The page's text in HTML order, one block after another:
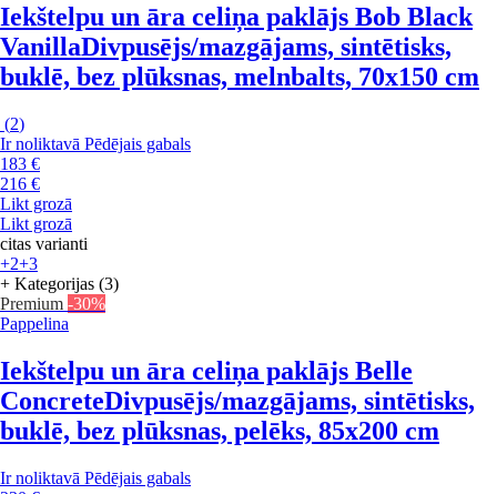
Iekštelpu un āra celiņa paklājs Bob Black
VanillaDivpusējs/mazgājams, sintētisks,
buklē, bez plūksnas, melnbalts, 70x150 cm
(2)
Ir noliktavā Pēdējais gabals
183 €
216 €
Likt grozā
Likt grozā
citas varianti
+2+3
+ Kategorijas (3)
Premium -30%
Pappelina
Iekštelpu un āra celiņa paklājs Belle
ConcreteDivpusējs/mazgājams, sintētisks,
buklē, bez plūksnas, pelēks, 85x200 cm
Ir noliktavā Pēdējais gabals